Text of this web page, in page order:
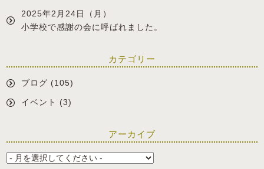
2025年2月24日（月）
小学校で感謝の会に呼ばれました。
カテゴリー
ブログ (105)
イベント (3)
アーカイブ